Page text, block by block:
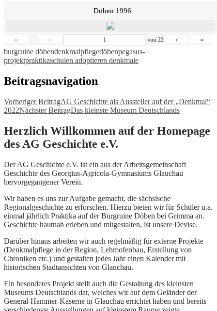
Döben 1996
« ‹ von 22 › »
burgruine döbendenkmalpflegedöbenpegasus-
projektpraktikaschulen adoptieren denkmale
Beitragsnavigation
Vorheriger BeitragAG Geschichte als Aussteller auf der „Denkmal“
2022Nächster BeitragDas kleinste Museum Deutschlands
Herzlich Willkommen auf der Homepage
des AG Geschichte e.V.
Der AG Geschichte e.V. ist ein aus der Arbeitsgemeinschaft
Geschichte des Georgius-Agricola-Gymnasiums Glauchau
hervorgegangener Verein.
Wir haben es uns zur Aufgabe gemacht, die sächsische
Regionalgeschichte zu erforschen. Hierzu bieten wir für Schüler u.a.
einmal jährlich Praktika auf der Burgruine Döben bei Grimma an.
Geschichte hautnah erleben und mitgestalten, ist unsere Devise.
Darüber hinaus arbeiten wir auch regelmäßig für externe Projekte
(Denkmalpflege in der Region, Lehmofenbau, Erstellung von
Chroniken etc.) und gestalten jedes Jahr einen Kalender mit
historischen Stadtansichten von Glauchau.
Ein besonderes Projekt stellt auch die Gestaltung des kleinsten
Museums Deutschlands dar, welches wir auf dem Geländer der
General-Hammer-Kaserne in Glauchau errichtet haben und bereits